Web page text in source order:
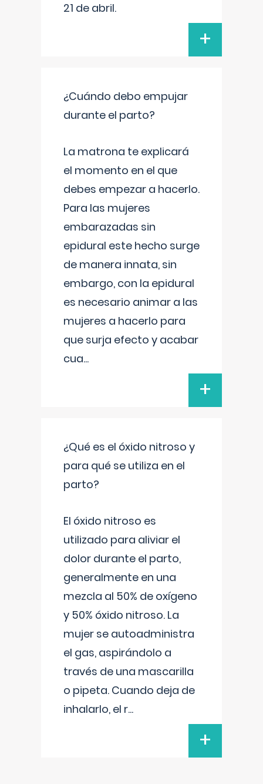
21 de abril.
+
¿Cuándo debo empujar
durante el parto?
La matrona te explicará
el momento en el que
debes empezar a hacerlo.
Para las mujeres
embarazadas sin
epidural este hecho surge
de manera innata, sin
embargo, con la epidural
es necesario animar a las
mujeres a hacerlo para
que surja efecto y acabar
cua...
+
¿Qué es el óxido nitroso y
para qué se utiliza en el
parto?
El óxido nitroso es
utilizado para aliviar el
dolor durante el parto,
generalmente en una
mezcla al 50% de oxígeno
y 50% óxido nitroso. La
mujer se autoadministra
el gas, aspirándolo a
través de una mascarilla
o pipeta. Cuando deja de
inhalarlo, el r...
+